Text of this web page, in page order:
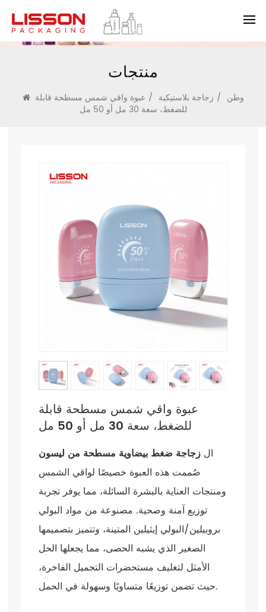
منتجات
وطن / زجاجة بلاستيكية / عبوة واقي شمس مسطحة قابلة
للضغط، سعة 30 مل أو 50 مل
عبوة واقي شمس مسطحة قابلة
للضغط، سعة 30 مل أو 50 مل
ال زجاجة ضغط بيضاوية مسطحة من ليسون
صُممت هذه العبوة خصيصًا لواقي الشمس
ومنتجات العناية بالبشرة السائلة، مما يوفر تجربة
توزيع آمنة وصحية. مصنوعة من مواد البولي
بروبيلين/البولي إيثيلين المتينة، وتتميز بتصميمها
الصغير الذي يشبه الحصى، مما يجعلها الحل
الأمثل لتغليف مستحضرات التجميل الفاخرة،
حيث تضمن توزيعًا متساويًا وسهولة في الحمل.